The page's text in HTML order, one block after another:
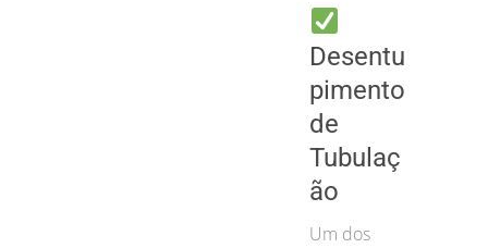
Desentu
pimento
de
Tubulaç
ão
Um dos